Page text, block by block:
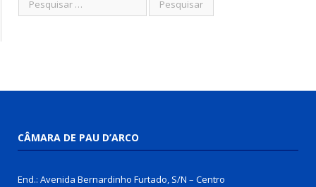
CÂMARA DE PAU D’ARCO
End.: Avenida Bernardinho Furtado, S/N – Centro